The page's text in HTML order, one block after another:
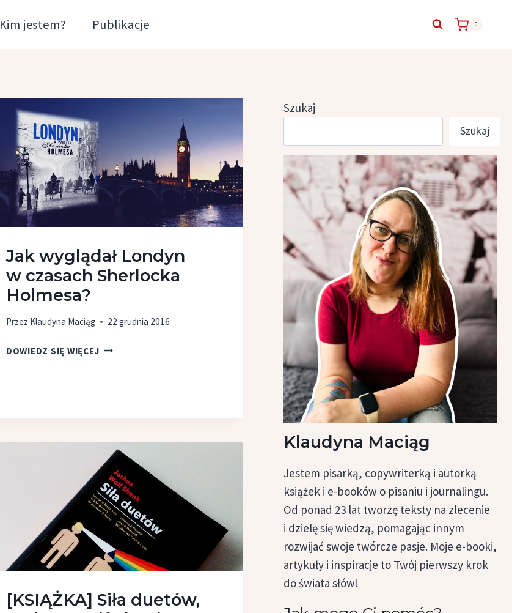
Kim jestem? Publikacje 0
Jak wyglądał Londyn
w czasach Sherlocka
Holmesa?
Przez Klaudyna Maciąg 22 grudnia 2016
DOWIEDZ SIĘ WIĘCEJJAK
[KSIĄŻKA] Siła duetów,
Szukaj
Szukaj
Klaudyna Maciąg
Jestem pisarką, copywriterką i autorką
książek i e-booków o pisaniu i journalingu.
Od ponad 23 lat tworzę teksty na zlecenie
i dzielę się wiedzą, pomagając innym
rozwijać swoje twórcze pasje. Moje e-booki,
artykuły i inspiracje to Twój pierwszy krok
do świata słów!